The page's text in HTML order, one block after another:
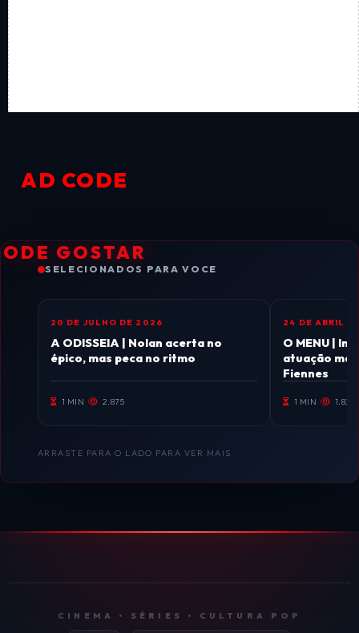
AD CODE
GOSTAR
SELECIONADOS PARA VOCE
CINEMA
20 DE JULHO DE 2026
A ODISSEIA | Nolan acerta no
épico, mas peca no ritmo
1 MIN 2.875
CINEMA
24 DE ABRIL
O MENU |
atuação
Fiennes
1 MIN 1.836
ARRASTE PARA O LADO PARA VER MAIS
CINEMA • SÉRIES • CULTURA POP